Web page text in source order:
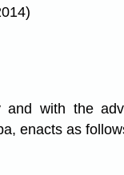
and with the
enacts as